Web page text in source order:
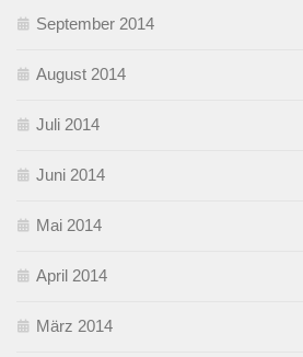
September 2014
August 2014
Juli 2014
Juni 2014
Mai 2014
April 2014
März 2014